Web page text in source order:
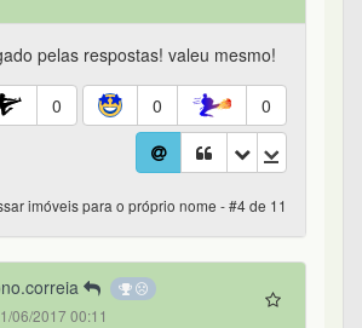
pelas respostas! valeu mesmo!
0 0 0
imóveis para o próprio nome - #4 de 11
06/2017 00:11